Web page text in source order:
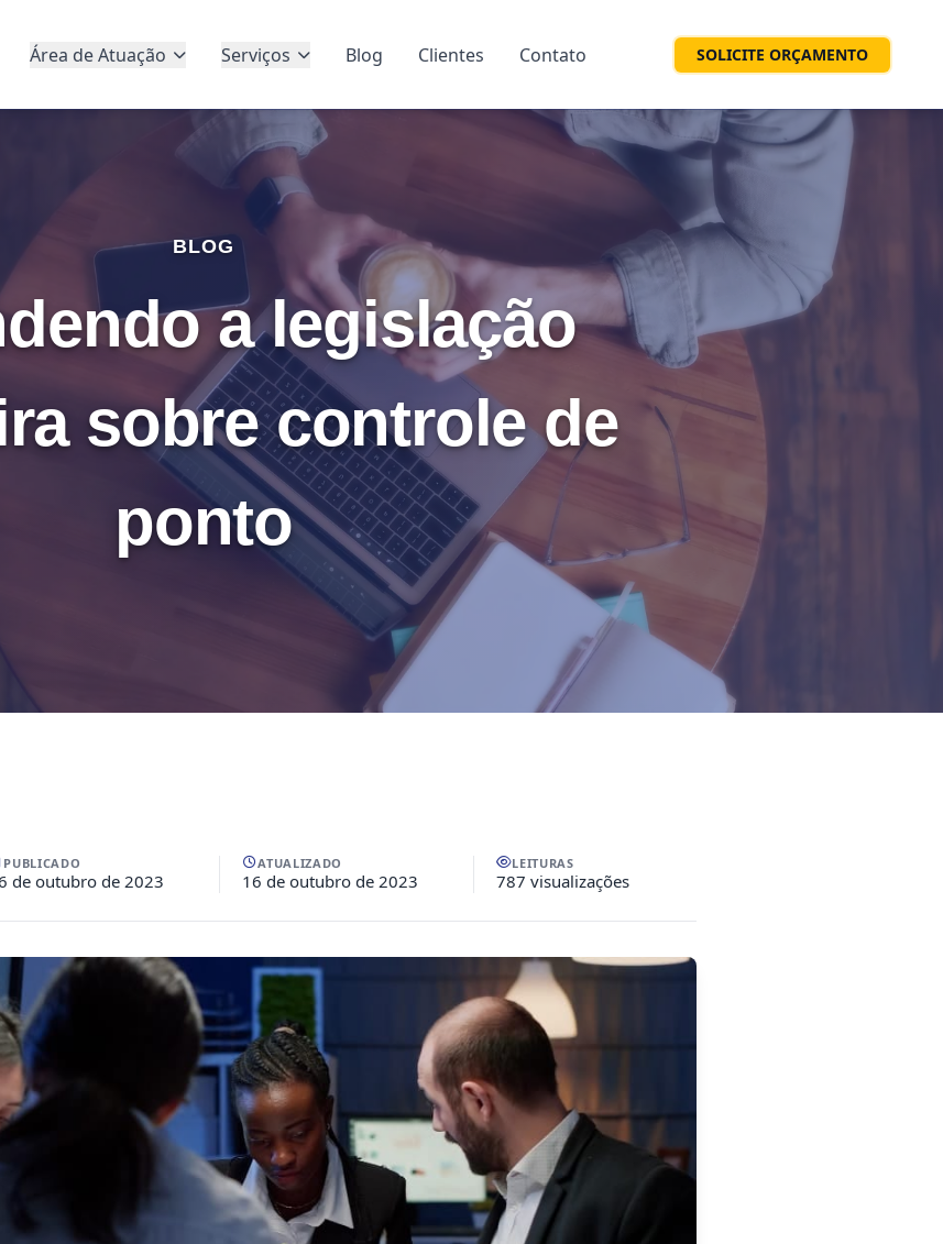
Área de Atuação Serviços Blog Clientes Contato SOLICITE ORÇAMENTO
BLOG
a legislação
sobre controle de
ponto
PUBLICADO
de outubro de 2023
ATUALIZADO
16 de outubro de 2023
LEITURAS
787 visualizações